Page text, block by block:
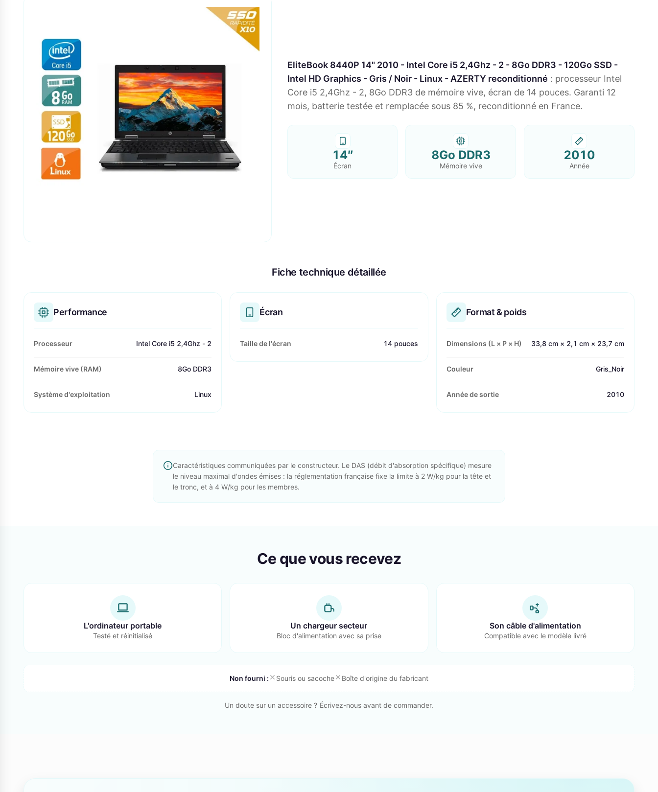
EliteBook 8440P 14" 2010 - Intel Core i5 2,4Ghz - 2 - 8Go DDR3 - 120Go SSD -
Intel HD Graphics - Gris / Noir - Linux - AZERTY reconditionné : processeur Intel
Core i5 2,4Ghz - 2, 8Go DDR3 de mémoire vive, écran de 14 pouces. Garanti 12
mois, batterie testée et remplacée sous 85 %, reconditionné en France.
14″
Écran
8Go DDR3
Mémoire vive
2010
Année
Fiche technique détaillée
Performance
Processeur Intel Core i5 2,4Ghz - 2
Mémoire vive (RAM) 8Go DDR3
Système d'exploitation Linux
Écran
Taille de l'écran 14 pouces
Format & poids
Dimensions (L × P × H) 33,8 cm × 2,1 cm × 23,7 cm
Couleur Gris_Noir
Année de sortie 2010
Caractéristiques communiquées par le constructeur. Le DAS (débit d'absorption spécifique) mesure
le niveau maximal d'ondes émises : la réglementation française fixe la limite à 2 W/kg pour la tête et
le tronc, et à 4 W/kg pour les membres.
Ce que vous recevez
L'ordinateur portable
Testé et réinitialisé
Un chargeur secteur
Bloc d'alimentation avec sa prise
Son câble d'alimentation
Compatible avec le modèle livré
Non fourni : Souris ou sacoche Boîte d'origine du fabricant
Un doute sur un accessoire ? Écrivez-nous avant de commander.